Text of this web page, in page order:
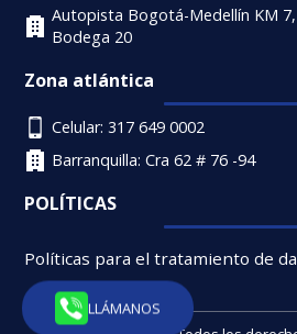
Autopista Bogotá-Medellín KM
Bodega 20
Zona atlántica
Celular: 317 649 0002
Barranquilla: Cra 62 # 76 -94
POLÍTICAS
Políticas para el tratamiento de
LLÁMANOS